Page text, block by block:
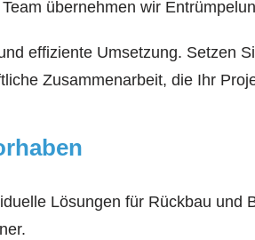
übernehmen wir
effiziente Umsetzung. Setzen
Zusammenarbeit, die Ihr
Lösungen für Rückbau